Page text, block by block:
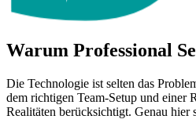
Warum Professional
Die Technologie ist selten das
dem richtigen Team-Setup und einer
Realitäten berücksichtigt. Genau hier